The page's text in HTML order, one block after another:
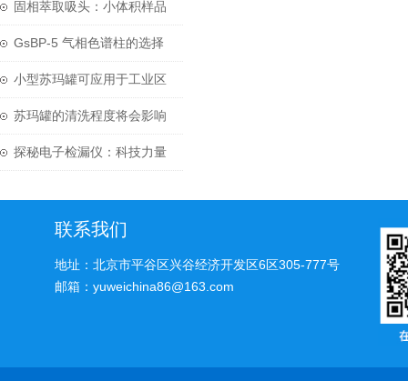
色谱解决方案
固相萃取吸头：小体积样品
前处理的革命性技术
GsBP-5 气相色谱柱的选择
与处理方式
小型苏玛罐可应用于工业区
复杂的环境空气
苏玛罐的清洗程度将会影响
实验结果的准确性
探秘电子检漏仪：科技力量
联系我们
地址：北京市平谷区兴谷经济开发区6区305-777号
邮箱：yuweichina86@163.com